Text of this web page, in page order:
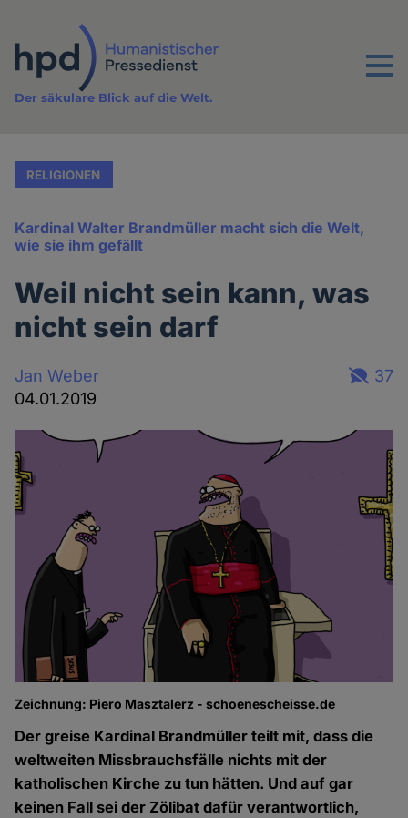
Inhalt
Menu
Der säkulare Blick auf die Welt.
RELIGIONEN
Kardinal Walter Brandmüller macht sich die Welt,
wie sie ihm gefällt
Weil nicht sein kann, was
nicht sein darf
Jan Weber
04.01.2019
37
Zeichnung: Piero Masztalerz - schoenescheisse.de
Der greise Kardinal Brandmüller teilt mit, dass die
weltweiten Missbrauchsfälle nichts mit der
katholischen Kirche zu tun hätten. Und auf gar
keinen Fall sei der Zölibat dafür verantwortlich,